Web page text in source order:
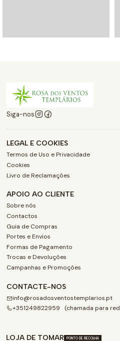
Siga-nos
LEGAL E COOKIES
Termos de Uso e Privacidade
Cookies
Livro de Reclamações
APOIO AO CLIENTE
Sobre nós
Contactos
Guia de Compras
Portes e Envios
Formas de Pagamento
Trocas e Devoluções
Campanhas e Promoções
CONTACTE-NOS
info@rosadosventostemplarios.pt
+351249822959 (chamada para
LOJA DE TOMAR PONTO DE RECOLHA